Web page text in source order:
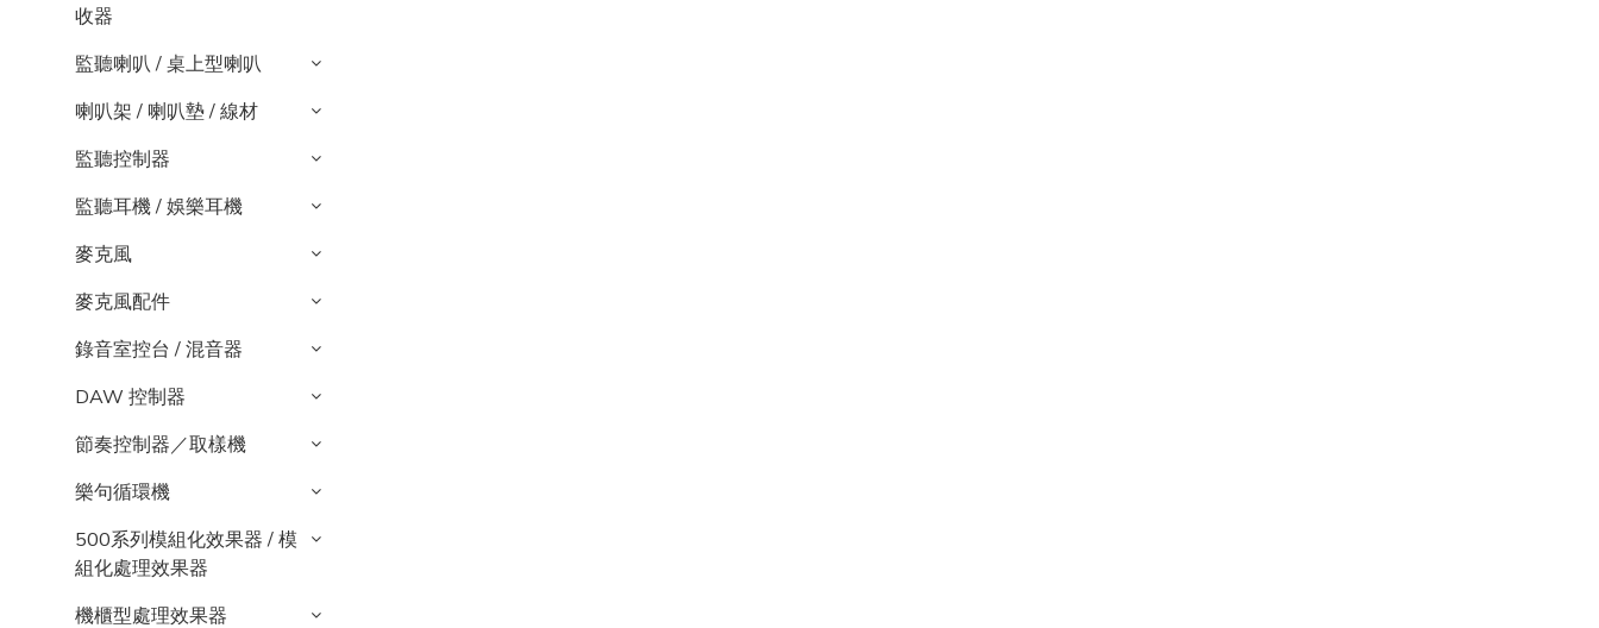
收器
監聽喇叭 / 桌上型喇叭
喇叭架 / 喇叭墊 / 線材
監聽控制器
監聽耳機 / 娛樂耳機
麥克風
麥克風配件
錄音室控台 / 混音器
DAW 控制器
節奏控制器／取樣機
樂句循環機
500系列模組化效果器 / 模
組化處理效果器
機櫃型處理效果器